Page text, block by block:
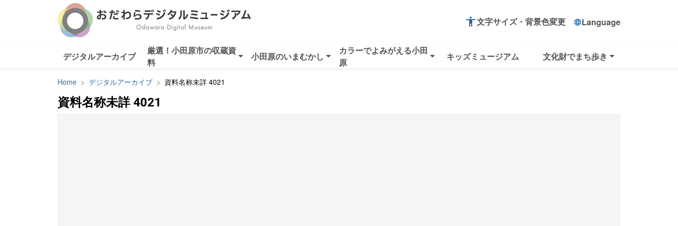
accessibility文字サイズ・背景色変更 languageLanguage
デジタルアーカイブ
厳選！小田原市の収蔵資
料
小田原のいまむかし
カラーでよみがえる小田
原
キッズミュージアム 文化財でまち歩き
Home デジタルアーカイブ 資料名称未詳 4021
資料名称未詳 4021